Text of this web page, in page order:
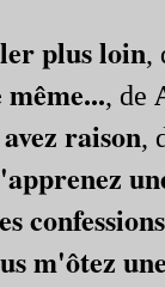
plus loin,
, de
raison,
confessions
m'ôtez